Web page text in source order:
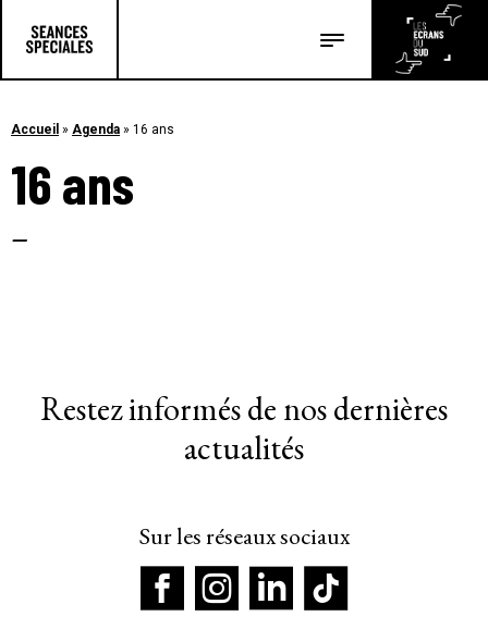
Accueil » Agenda » 16 ans
16 ans
–
Restez informés de nos dernières
actualités
Sur les réseaux sociaux